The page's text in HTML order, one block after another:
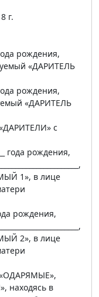
г.
года рождения,
«ДАРИТЕЛЬ
года рождения,
«ДАРИТЕЛЬ
с
года рождения,
1», в лице
года рождения,
2», в лице
«ОДАРЯМЫЕ»,
находясь в